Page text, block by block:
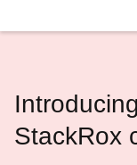
StackRox